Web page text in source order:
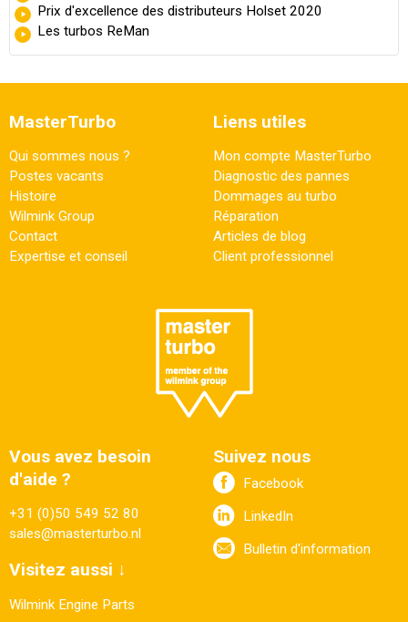
Prix d'excellence des distributeurs Holset 2020
Les turbos ReMan
MasterTurbo
Qui sommes nous ?
Postes vacants
Histoire
Wilmink Group
Contact
Expertise et conseil
Liens utiles
Mon compte MasterTurbo
Diagnostic des pannes
Dommages au turbo
Réparation
Articles de blog
Client professionnel
Vous avez besoin
d'aide ?
+31 (0)50 549 52 80
sales@masterturbo.nl
Visitez aussi ↓
Wilmink Engine Parts
Suivez nous
Facebook
LinkedIn
Bulletin d'information